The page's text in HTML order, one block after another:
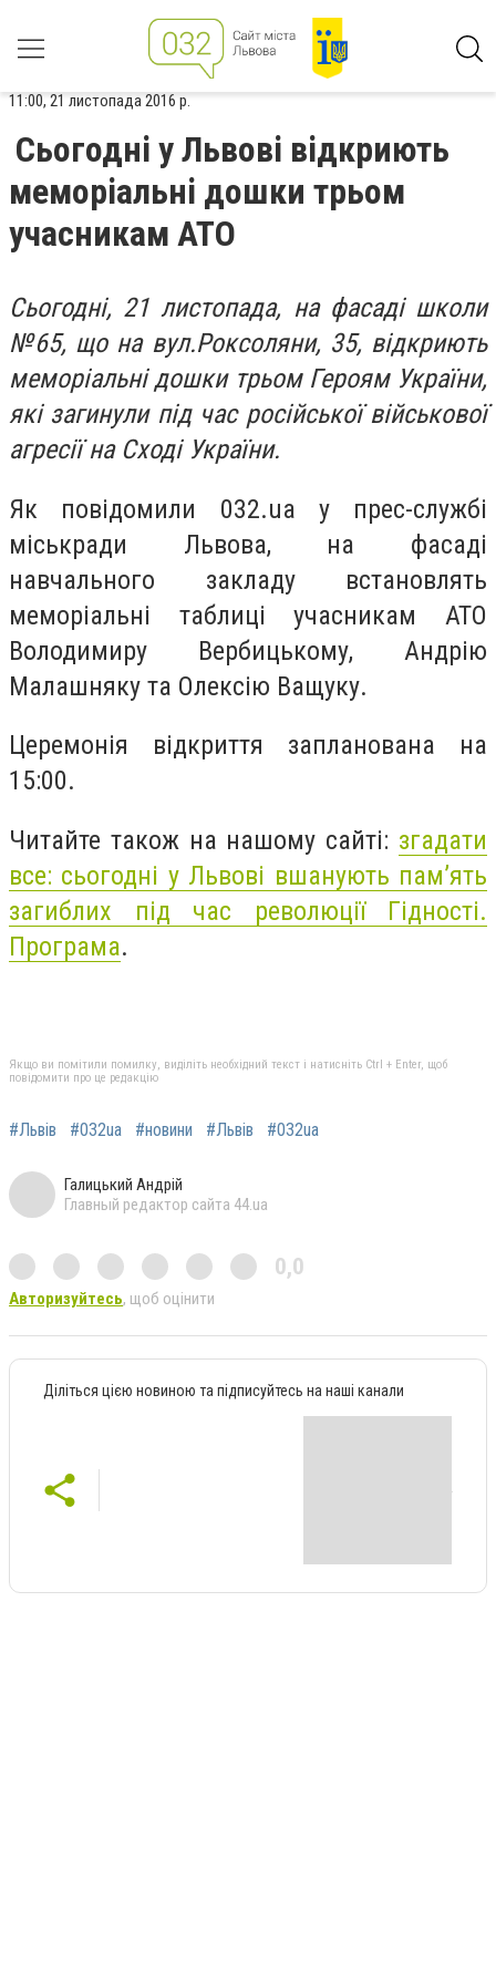
11:00, 21 листопада 2016 р.
Сьогодні у Львові відкриють
меморіальні дошки трьом
учасникам АТО
Сьогодні, 21 листопада, на фасаді школи
№65, що на вул.Роксоляни, 35, відкриють
меморіальні дошки трьом Героям України,
які загинули під час російської військової
агресії на Сході України.
Як повідомили 032.ua у прес-службі
міськради Львова, на фасаді
навчального закладу встановлять
меморіальні таблиці учасникам АТО
Володимиру Вербицькому, Андрію
Малашняку та Олексію Ващуку.
Церемонія відкриття запланована на
15:00.
Читайте також на нашому сайті: згадати
все: сьогодні у Львові вшанують пам’ять
загиблих під час революції Гідності.
Програма.
Якщо ви помітили помилку, виділіть необхідний текст і натисніть Ctrl + Enter, щоб
повідомити про це редакцію
#Львів #032ua #новини #Львів #032ua
Галицький Андрій
Главный редактор сайта 44.ua
0,0
Авторизуйтесь, щоб оцінити
Діліться цією новиною та підписуйтесь на наші канали